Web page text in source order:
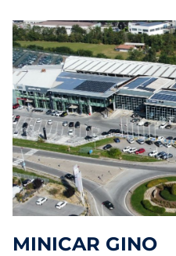
MINICAR GINO